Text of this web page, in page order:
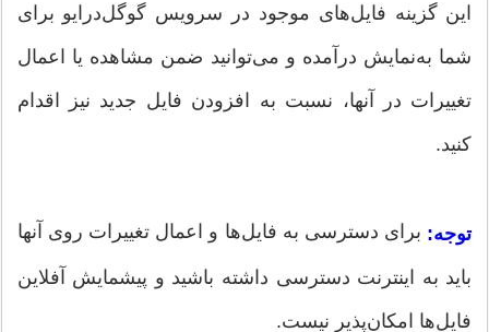
این گزینه فایل‌های موجود در سرویس گوگل‌درایو برای
شما به‌نمایش درآمده و می‌توانید ضمن مشاهده یا اعمال
تغییرات در آنها، نسبت به افزودن فایل جدید نیز اقدام
کنید.
توجه: برای دسترسی به فایل‌ها و اعمال تغییرات روی آنها
‌باید به اینترنت دسترسی داشته باشید و پیشمایش آفلاین
فایل‌ها امکان‌پذیر نیست.